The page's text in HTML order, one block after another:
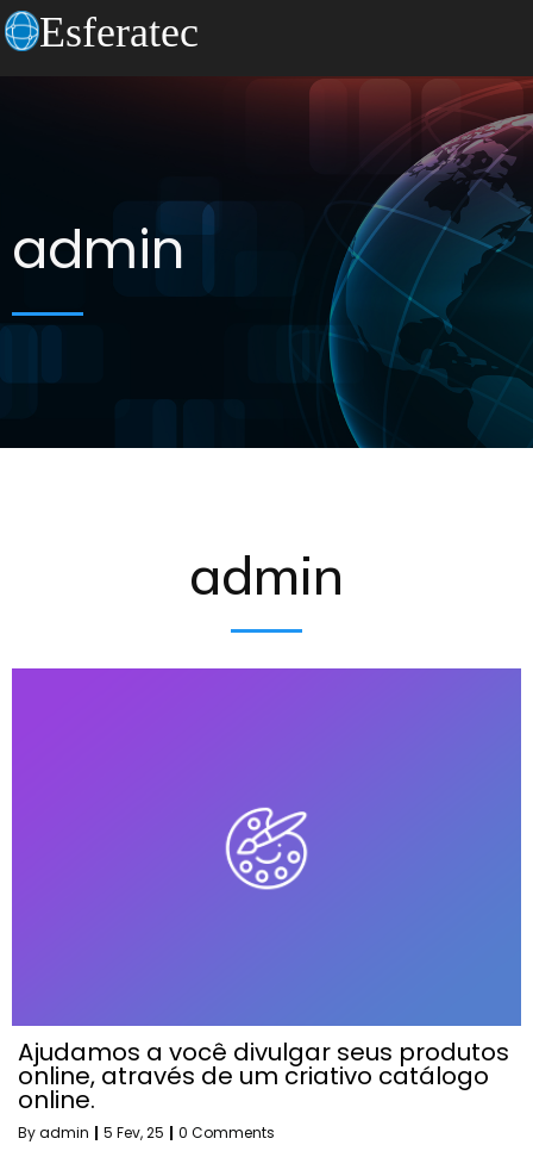
Esferatec
admin
admin
Ajudamos a você divulgar seus produtos
online, através de um criativo catálogo
online.
Byadmin | 5 Fev, 25 | 0 Comments